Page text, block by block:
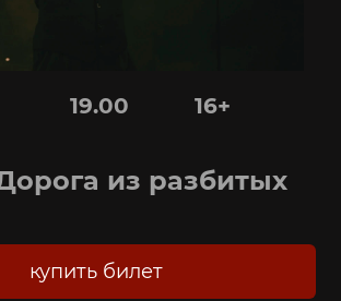
19.00 16+
из разбитых
купить билет